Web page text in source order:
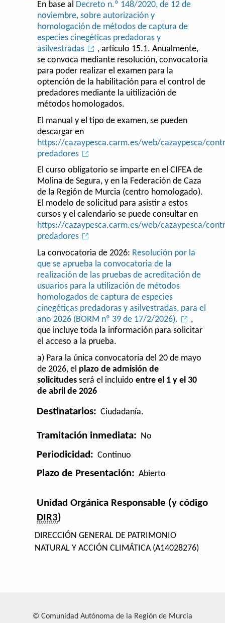
En base al
Decreto n.º 148/2020, de 12 de
noviembre, sobre autorización y
homologación de métodos de captura de
especies cinegéticas predadoras y
asilvestradas
, artículo 15.1. Anualmente,
se convoca mediante resolución, convocatoria
para poder realizar el examen para la
optención de la habilitación para el control de
predadores mediante la uitilización de
métodos homologados.
El manual y el tipo de examen, se pueden
descargar en
https://cazaypesca.carm.es/web/cazaypesca/
predadores
El curso obligatorio se imparte en el CIFEA de
Molina de Segura, y en la Federación de Caza
de la Región de Murcia (centro homologado).
El modelo de solicitud para asistir a estos
cursos y el calendario se puede consultar en
https://cazaypesca.carm.es/web/cazaypesca/
predadores
La convocatoria de 2026: Resolución por la
que se aprueba la convocatoria de la
realización de las pruebas de acreditación de
usuarios para la utilización de métodos
homologados de captura de especies
cinegéticas predadoras y asilvestradas, para el
año 2026 (BORM nº 39 de 17/2/2026).
,
que incluye toda la información para solicitar
el acceso a la prueba.
a) Para la única convocatoria del 20 de mayo
de 2026, el plazo de admisión de
solicitudes será el incluidoentre el 1 y el 30
de abril de 2026
Destinatarios: Ciudadanía.
Tramitación inmediata: No
Periodicidad: Continuo
Plazo de Presentación: Abierto
Unidad Orgánica Responsable (y código
DIR3)
DIRECCIÓN GENERAL DE PATRIMONIO
NATURAL Y ACCIÓN CLIMÁTICA (A14028276)
© Comunidad Autónoma de la Región de Murcia